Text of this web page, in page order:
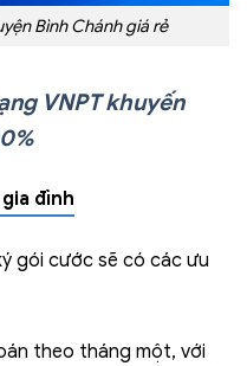
Bình Chánh giá rẻ
VNPT khuyến
đình
gói cước sẽ có các ưu
theo tháng một, với